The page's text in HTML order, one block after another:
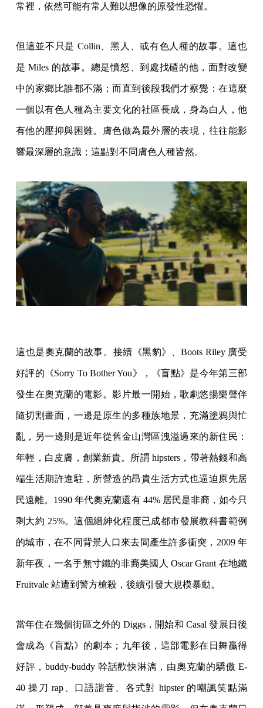
常裡，依然可能有常人難以想像的原發性恐懼。
但這並不只是 Collin、黑人、或有色人種的故事。這也
是 Miles 的故事。總是憤怒、到處找碴的他，面對改變
中的家鄉比誰都不滿；而直到後段我們才察覺：在這麼
一個以有色人種為主要文化的社區長成，身為白人，他
有他的壓抑與困難。膚色做為最外層的表現，往往能影
響最深層的意識；這點對不同膚色人種皆然。
這也是奧克蘭的故事。接續《黑豹》、Boots Riley 廣受
好評的《Sorry To Bother You》，《盲點》是今年第三部
發生在奧克蘭的電影。影片最一開始，歌劇悠揚樂聲伴
隨切割畫面，一邊是原生的多種族地景，充滿塗鴉與忙
亂，另一邊則是近年從舊金山灣區洩溢過來的新住民：
年輕，白皮膚，創業新貴。所謂 hipsters，帶著熱錢和高
端生活期許進駐，所營造的昂貴生活方式也逼迫原先居
民遠離。1990 年代奧克蘭還有 44% 居民是非裔，如今只
剩大約 25%。這個縉紳化程度已成都市發展教科書範例
的城市，在不同背景人口來去間產生許多衝突，2009 年
新年夜，一名手無寸鐵的非裔美國人 Oscar Grant 在地鐵
Fruitvale 站遭到警方槍殺，後續引發大規模暴動。
當年住在幾個街區之外的 Diggs，開始和 Casal 發展日後
會成為《盲點》的劇本；九年後，這部電影在日舞贏得
好評，buddy-buddy 幹話歡快淋漓，由奧克蘭的驕傲 E-
40 操刀 rap、口語諧音、各式對 hipster 的嘲諷笑點滿